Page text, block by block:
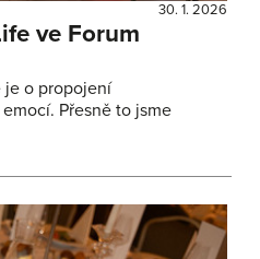
30. 1. 2026
ve Forum
je o propojení
Přesně to jsme